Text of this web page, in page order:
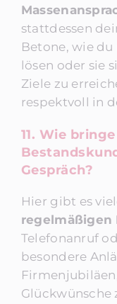
stattdessen
Betone, wie
lösen oder sie
Ziele zu
respektvoll in
11. Wie
Gespräch?
Hier gibt es
regelmäßigen
Telefonanruf
besondere
Glückwünsche